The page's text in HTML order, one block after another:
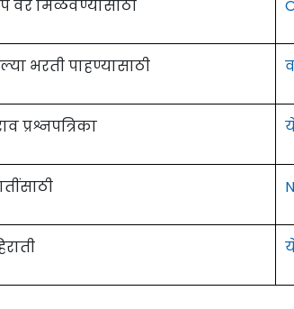
वर मिळवण्यासाठी
भरती पाहण्यासाठी
प्रश्नपत्रिका